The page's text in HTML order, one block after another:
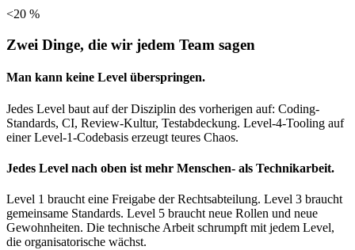
<20 %
Zwei Dinge, die wir jedem Team sagen
Man kann keine Level überspringen.
Jedes Level baut auf der Disziplin des vorherigen auf: Coding-
Standards, CI, Review-Kultur, Testabdeckung. Level-4-Tooling auf
einer Level-1-Codebasis erzeugt teures Chaos.
Jedes Level nach oben ist mehr Menschen- als Technikarbeit.
Level 1 braucht eine Freigabe der Rechtsabteilung. Level 3 braucht
gemeinsame Standards. Level 5 braucht neue Rollen und neue
Gewohnheiten. Die technische Arbeit schrumpft mit jedem Level,
die organisatorische wächst.